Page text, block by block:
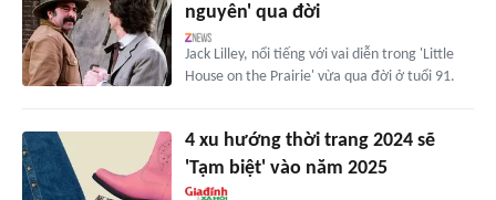
nguyên' qua đời
Jack Lilley, nổi tiếng với vai diễn trong 'Little
House on the Prairie' vừa qua đời ở tuổi 91.
4 xu hướng thời trang 2024 sẽ
'Tạm biệt' vào năm 2025